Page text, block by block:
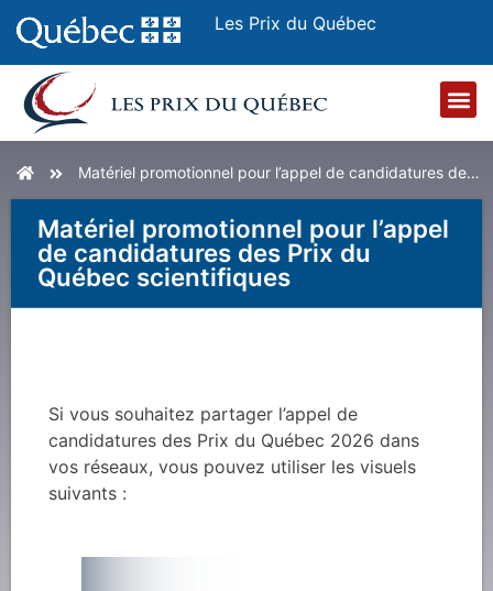
Les Prix du Québec
Matériel promotionnel pour l’appel de candidatures des Prix du Québec scientifiques
Matériel promotionnel pour l’appel
de candidatures des Prix du
Québec scientifiques
Si vous souhaitez partager l’appel de
candidatures des Prix du Québec 2026 dans
vos réseaux, vous pouvez utiliser les visuels
suivants :